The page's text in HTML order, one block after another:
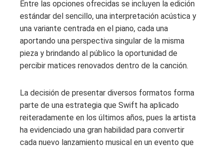
Entre las opciones ofrecidas se incluyen la edición
estándar del sencillo, una interpretación acústica y
una variante centrada en el piano, cada una
aportando una perspectiva singular de la misma
pieza y brindando al público la oportunidad de
percibir matices renovados dentro de la canción.
La decisión de presentar diversos formatos forma
parte de una estrategia que Swift ha aplicado
reiteradamente en los últimos años, pues la artista
ha evidenciado una gran habilidad para convertir
cada nuevo lanzamiento musical en un evento que